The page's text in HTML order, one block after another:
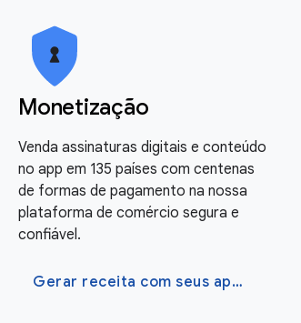
Monetização
Venda assinaturas digitais e conteúdo
no app em 135 países com centenas
de formas de pagamento na nossa
plataforma de comércio segura e
confiável.
Gerar receita com seus apps e jogos